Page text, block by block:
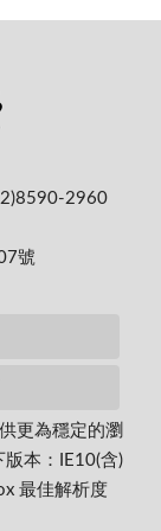
2960
號
更為穩定的瀏
本：IE10(含)
最佳解析度